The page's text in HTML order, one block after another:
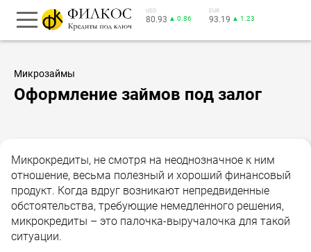
USD
80.93 ▲ 0.86
EUR
93.19 ▲ 1.23
Микрозаймы
Оформление займов под залог
Микрокредиты, не смотря на неоднозначное к ним
отношение, весьма полезный и хороший финансовый
продукт. Когда вдруг возникают непредвиденные
обстоятельства, требующие немедленного решения,
микрокредиты – это палочка-выручалочка для такой
ситуации.